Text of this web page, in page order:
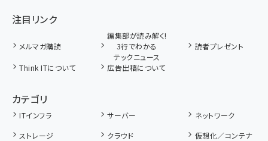
注目リンク
メルマガ購読
編集部が読み解く!
3行でわかる
テックニュース
読者プレゼント
Think ITについて 広告出稿について
カテゴリ
ITインフラ サーバー
ネットワーク
ストレージ
クラウド
仮想化／コンテナ